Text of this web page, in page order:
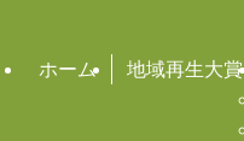
ホーム 地域再生大賞